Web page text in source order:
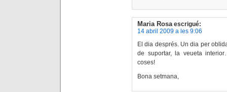
Maria Rosa escrigué:
14 abril 2009 a les 9:06
El dia després. Un dia per
de suportar, la veueta
coses!
Bona setmana,